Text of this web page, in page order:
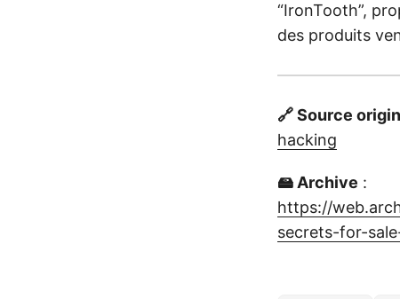
“IronTooth”,
des produits
🔗 Source
hacking
🖴 Archive :
https://
secrets-for-